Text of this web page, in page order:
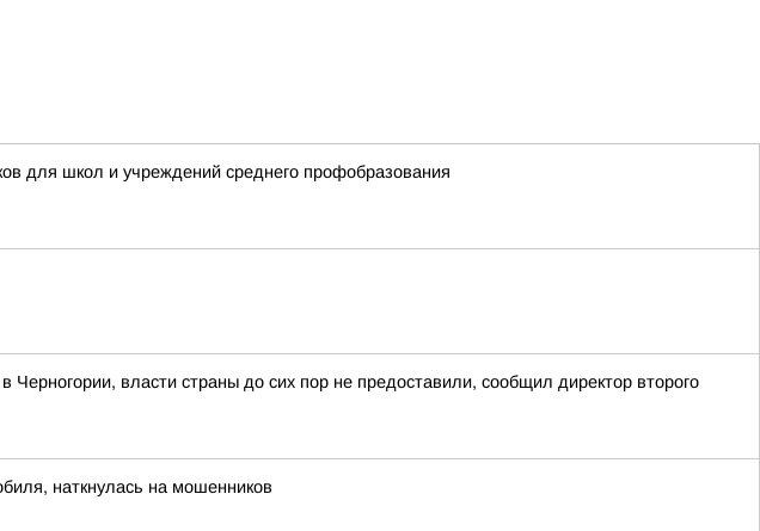
для школ и учреждений среднего профобразования
власти страны до сих пор не предоставили, сообщил директор второго
наткнулась на мошенников